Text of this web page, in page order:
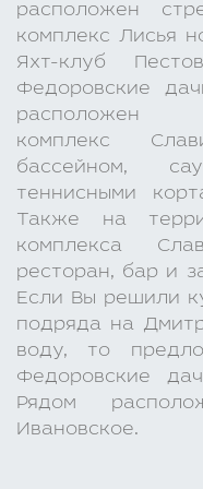
расположен
комплекс Лисья
Яхт-клуб
Федоровские
расположен
комплекс
бассейном,
теннисными
Также на
комплекса
ресторан, бар и
Если Вы решили
подряда на
воду, то
Федоровские
Рядом
Ивановское.